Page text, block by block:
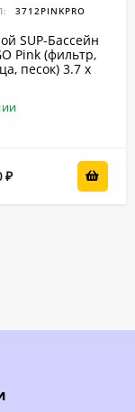
3712PINKPRO
SUP-Бассейн
Pink (фильтр,
песок) 3.7 x
₽